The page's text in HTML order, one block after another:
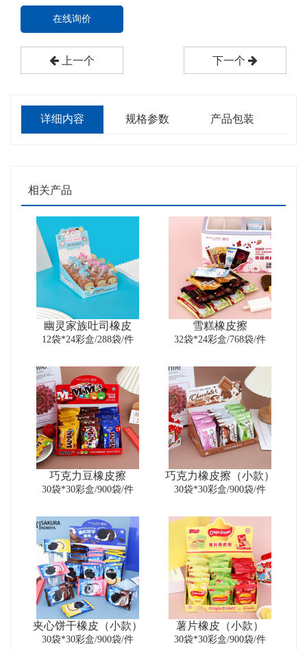
在线询价
上一个 下一个
详细内容 规格参数 产品包装
相关产品
幽灵家族吐司橡皮
12袋*24彩盒/288袋/件
雪糕橡皮擦
32袋*24彩盒/768袋/件
巧克力豆橡皮擦
30袋*30彩盒/900袋/件
巧克力橡皮擦（小款）
30袋*30彩盒/900袋/件
夹心饼干橡皮（小款）
30袋*30彩盒/900袋/件
薯片橡皮（小款）
30袋*30彩盒/900袋/件